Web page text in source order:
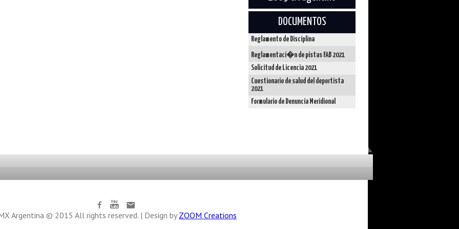
DOCUMENTOS
Reglamento de Disciplina
Reglamentaci�n de pistas FAB 2021
Solicitud de Licencia 2021
Cuestionario de salud del deportista
2021
Formulario de Denuncia Meridional
Argentina © 2015 All rights reserved. | Design by ZOOM Creations